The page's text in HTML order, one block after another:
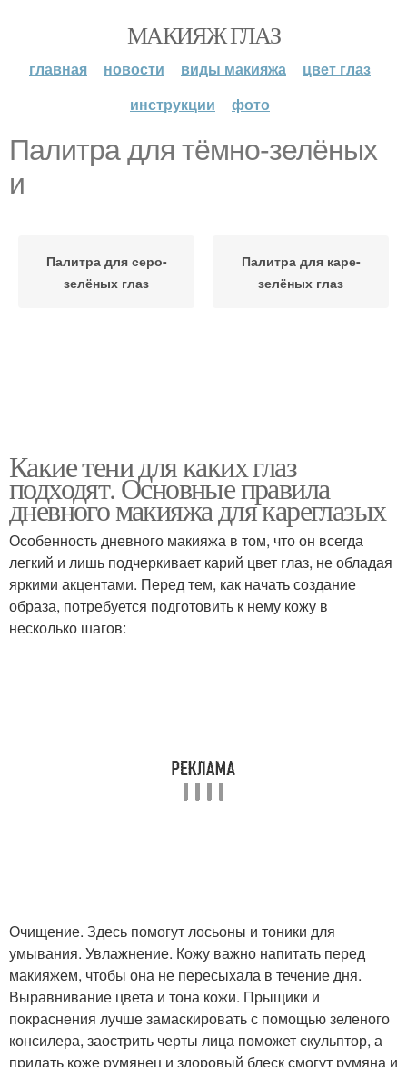
МАКИЯЖ ГЛАЗ
главная новости виды макияжа
цвет глаз
инструкции
фото
Палитра для тёмно-зелёных
и
Палитра для серо-
зелёных глаз
Палитра для каре-
зелёных глаз
Какие тени для каких глаз
подходят. Основные правила
дневного макияжа для кареглазых
Особенность дневного макияжа в том, что он всегда
легкий и лишь подчеркивает карий цвет глаз, не обладая
яркими акцентами. Перед тем, как начать создание
образа, потребуется подготовить к нему кожу в
несколько шагов:
Очищение. Здесь помогут лосьоны и тоники для
умывания. Увлажнение. Кожу важно напитать перед
макияжем, чтобы она не пересыхала в течение дня.
Выравнивание цвета и тона кожи. Прыщики и
покраснения лучше замаскировать с помощью зеленого
консилера, заострить черты лица поможет скульптор, а
придать коже румянец и здоровый блеск смогут румяна и